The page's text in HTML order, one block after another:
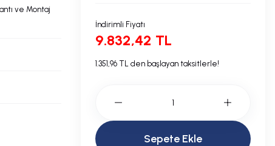
ve Montaj
İndirimli Fiyatı
9.832,42 TL
1.351,96 TL den başlayan taksitlerle!
Sepete Ekle